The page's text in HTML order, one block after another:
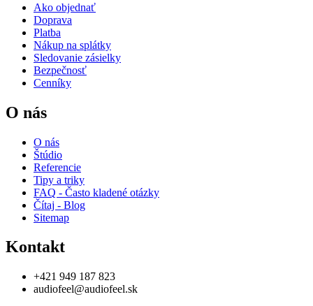
Ako objednať
Doprava
Platba
Nákup na splátky
Sledovanie zásielky
Bezpečnosť
Cenníky
O nás
O nás
Štúdio
Referencie
Tipy a triky
FAQ - Často kladené otázky
Čítaj - Blog
Sitemap
Kontakt
+421 949 187 823
audiofeel@audiofeel.sk